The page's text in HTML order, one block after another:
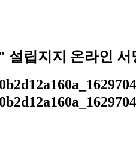
립지지 온라인 서